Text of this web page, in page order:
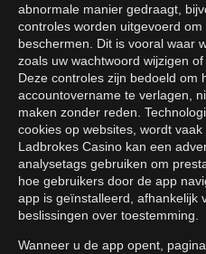
abnormale manier gedraagt,
controles worden uitgevoerd
beschermen. Dit is vooral waar
zoals uw wachtwoord wijzigen
Deze controles zijn bedoeld om
accountovername te verlagen,
maken zonder reden.
cookies op websites, wordt
Ladbrokes Casino kan een
analysetags gebruiken om
hoe gebruikers door de app
app is geïnstalleerd, afhankelijk
beslissingen over toestemming.
Wanneer u de app opent,